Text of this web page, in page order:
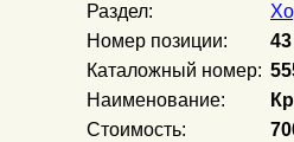
Раздел:
Номер позиции:
43
Каталожный номер:
Наименование:
Стоимость: